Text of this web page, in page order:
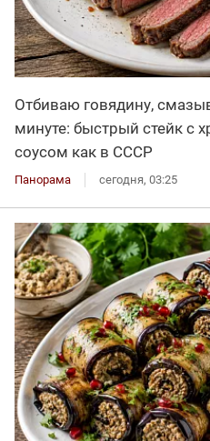
Отбиваю говядину,
минуте: быстрый стейк с
соусом как в СССР
Панорама сегодня, 03:25